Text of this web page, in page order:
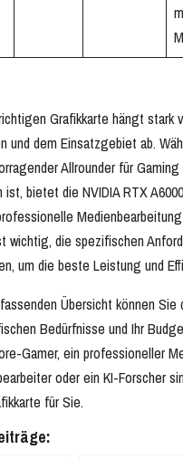
Grafikkarte hängt stark
und dem Einsatzgebiet ab.
Allrounder für
ist, bietet die NVIDIA RTX
wichtig, die spezifischen
um die beste Leistung und
Übersicht können Sie
Bedürfnisse und Ihr
Gamer, ein professioneller
oder ein KI-Forscher
für Sie.